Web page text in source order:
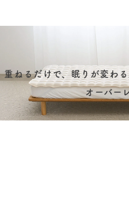
重ねるだけで、眠りが変わ
オーバー